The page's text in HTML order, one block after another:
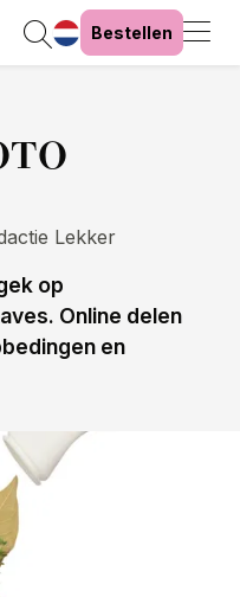
Bestellen
Lekker
op
Online delen
en